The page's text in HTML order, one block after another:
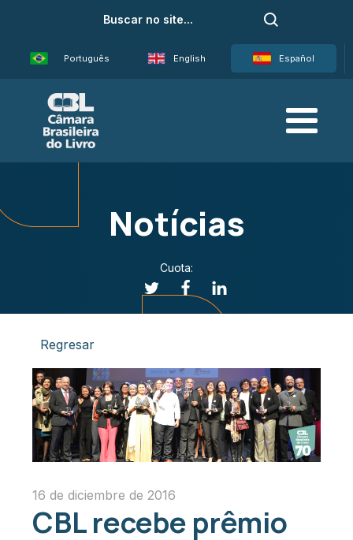
Português English Español
Notícias
Cuota:
Regresar
16 de diciembre de 2016
CBL recebe prêmio